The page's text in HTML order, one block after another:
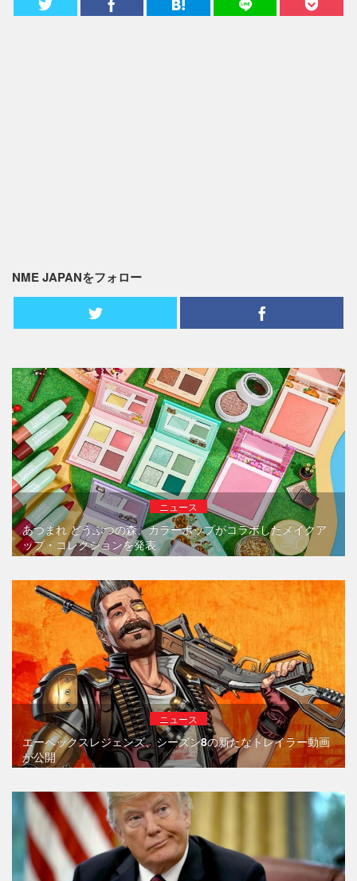
NME JAPANをフォロー
ニュース
あつまれ どうぶつの森、カラーポップがコラボしたメイクア
ップ・コレクションを発表
ニュース
エーペックスレジェンズ、シーズン8の新たなトレイラー動画
が公開